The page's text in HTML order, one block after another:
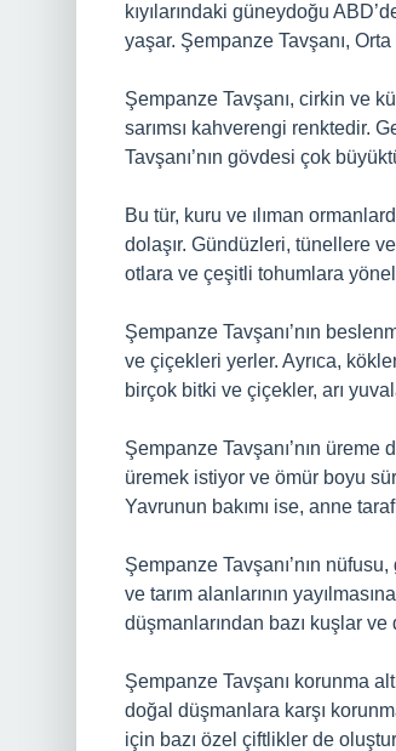
kıyılarındaki güneydoğu
yaşar. Şempanze Tavşanı,
Şempanze Tavşanı, cirkin ve
sarımsı kahverengi renktedir.
Tavşanı’nın gövdesi çok
Bu tür, kuru ve ılıman
dolaşır. Gündüzleri, tünellere
otlara ve çeşitli tohumlara
Şempanze Tavşanı’nın
ve çiçekleri yerler. Ayrıca,
birçok bitki ve çiçekler, arı
Şempanze Tavşanı’nın
üremek istiyor ve ömür boyu
Yavrunun bakımı ise, anne
Şempanze Tavşanı’nın
ve tarım alanlarının
düşmanlarından bazı kuşlar ve
Şempanze Tavşanı korunma
doğal düşmanlara karşı
için bazı özel çiftlikler de